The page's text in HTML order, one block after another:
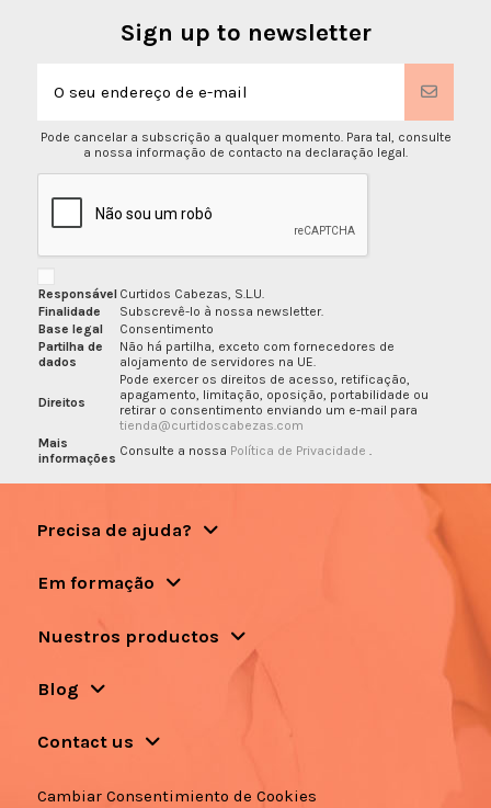
Sign up to newsletter
Pode cancelar a subscrição a qualquer momento. Para tal, consulte
a nossa informação de contacto na declaração legal.
Responsável Curtidos Cabezas, S.L.U.
Finalidade
Subscrevê-lo à nossa newsletter.
Base legal
Consentimento
Partilha de
dados
Não há partilha, exceto com fornecedores de
alojamento de servidores na UE.
Direitos
Pode exercer os direitos de acesso, retificação,
apagamento, limitação, oposição, portabilidade ou
retirar o consentimento enviando um e-mail para
tienda@curtidoscabezas.com
Mais
informações Consulte a nossa Política de Privacidade
Precisa de ajuda?
Em formação
Nuestros productos
Blog
Contact us
Cambiar Consentimiento de Cookies